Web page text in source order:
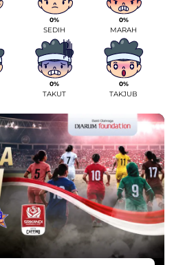
0%
SEDIH
0%
MARAH
0%
TAKUT
0%
TAKJUB